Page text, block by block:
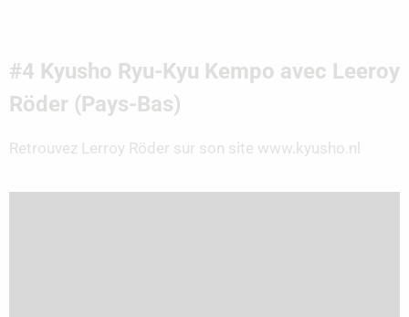
#4 Kyusho Ryu-Kyu Kempo avec Leeroy
Röder (Pays-Bas)
Retrouvez Lerroy Röder sur son site www.kyusho.nl